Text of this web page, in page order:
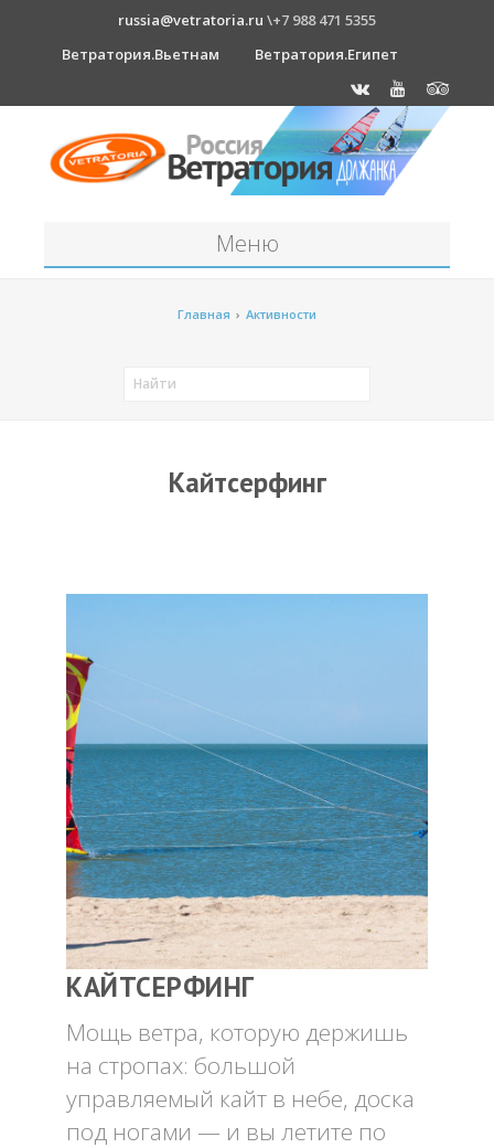
russia@vetratoria.ru \+7 988 471 5355
Ветратория.Вьетнам
Ветратория.Египет
Меню
Прогноз погоды
Новости
Медиа
Медиа архив
Фотки
Видео
Цены
Обучение вингфойлингу
Обучение кайтсерфингу
Прокат виндсерфинга
Главная › Активности
Кайтсерфинг
КАЙТСЕРФИНГ
Мощь ветра, которую держишь
на стропах: большой
управляемый кайт в небе, доска
под ногами — и вы летите по